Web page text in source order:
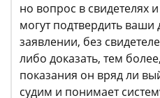
но вопрос в свидетелях
могут подтвердить
заявлении, без
либо доказать, тем
показания он вряд ли
судим и понимает